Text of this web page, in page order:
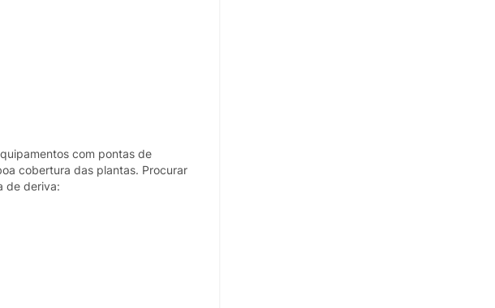
com pontas de
cobertura das plantas. Procurar
de deriva: